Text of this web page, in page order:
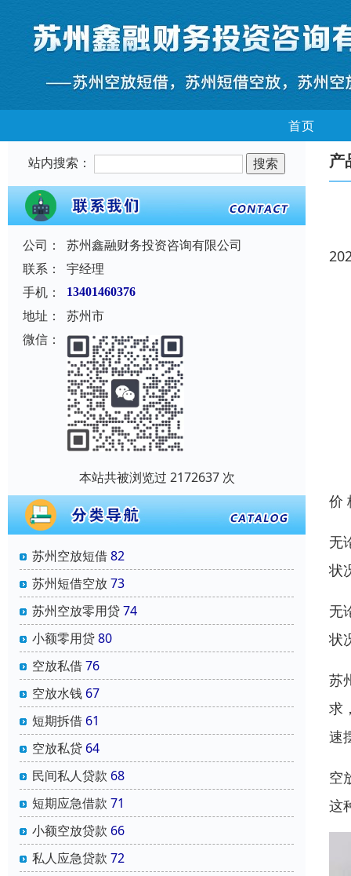
首页
站内搜索：
公司：
苏州鑫融财务投资咨询有限公司
联系：
宇经理
手机：
13401460376
地址：
苏州市
微信：
本站共被浏览过 2172637 次
苏州空放短借82
苏州短借空放73
苏州空放零用贷74
小额零用贷80
空放私借76
空放水钱 67
短期拆借 61
空放私贷 64
民间私人贷款 68
短期应急借款 71
小额空放贷款 66
私人应急贷款 72
产
价
无
状
无
状
苏
求
速
空
这